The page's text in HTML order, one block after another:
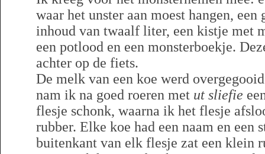
waar het unster aan moest hangen, een
inhoud van twaalf liter, een kistje met
een potlood en een monsterboekje.
achter op de fiets.
De melk van een koe werd
nam ik na goed roeren met ut sliefie
flesje schonk, waarna ik het flesje
rubber. Elke koe had een naam en een
buitenkant van elk flesje zat een klein